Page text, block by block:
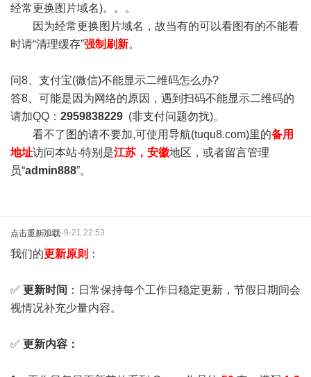
经常更换图片域名)。。。
因为经常更换图片域名，故当有的可以看图有的不能看
时请“清理缓存”强制刷新。
问8、支付宝(微信)不能显示二维码怎么办?
答8、可能是因为网络的原因，遇到扫码不能显示二维码的
请加QQ： 2959838229 (非支付问题勿扰)。
看不了图的请不要加,可使用导航(tuqu8.com)里的备用
地址访问本站-特别是江苏，安徽地区，或者留言管理
员“admin888”。
点击重新加载2025-9-21 22:53
我们的更新原则 ：
✅ 更新时间 ：日常保持每个工作日稳定更新，节假日期间会
视情况补充少量内容。
✅ 更新内容：